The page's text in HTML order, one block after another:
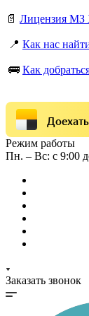
📄 Лицензия МЗ
📍 Как нас
🚌 Как
Режим работы
Пн. – Вс: с 9:00
Заказать звонок